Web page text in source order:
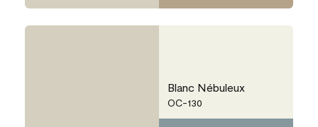
Blanc Nébuleux
OC-130